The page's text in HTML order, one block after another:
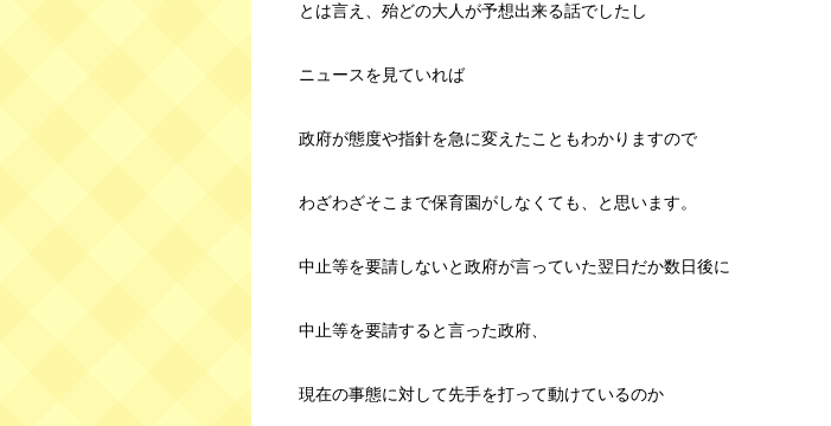
とは言え、殆どの大人が予想出来る話でしたし
ニュースを見ていれば
政府が態度や指針を急に変えたこともわかりますので
わざわざそこまで保育園がしなくても、と思います。
中止等を要請しないと政府が言っていた翌日だか数日後に
中止等を要請すると言った政府、
現在の事態に対して先手を打って動けているのか